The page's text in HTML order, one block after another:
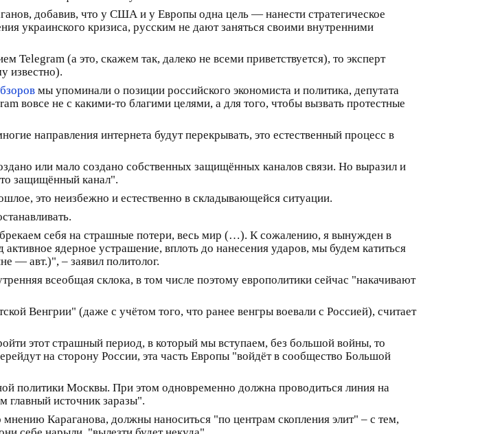
добавив, что у США и у Европы одна цель — нанести стратегическое
украинского кризиса, русским не дают заняться своими внутренними
Telegram (а это, скажем так, далеко не всеми приветствуется), то эксперт
известно).
мы упоминали о позиции российского экономиста и политика, депутата
вовсе не с какими-то благими целями, а для того, чтобы вызвать протестные
направления интернета будут перекрывать, это естественный процесс в
или мало создано собственных защищённых каналов связи. Но выразил и
защищённый канал".
это неизбежно и естественно в складывающейся ситуации.
себя на страшные потери, весь мир (…). К сожалению, я вынужден в
ядерное устрашение, вплоть до нанесения ударов, мы будем катиться
— авт.)", – заявил политолог.
всеобщая склока, в том числе поэтому европолитики сейчас "накачивают
Венгрии" (даже с учётом того, что ранее венгры воевали с Россией), считает
этот страшный период, в который мы вступаем, без большой войны, то
на сторону России, эта часть Европы "войдёт в сообщество Большой
политики Москвы. При этом одновременно должна проводиться линия на
главный источник заразы".
Караганова, должны наноситься "по центрам скопления элит" – с тем,